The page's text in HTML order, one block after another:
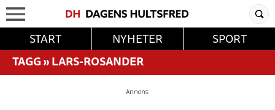
START NYHETER
SPORT
TAGG»LARS-ROSANDER
Annons: